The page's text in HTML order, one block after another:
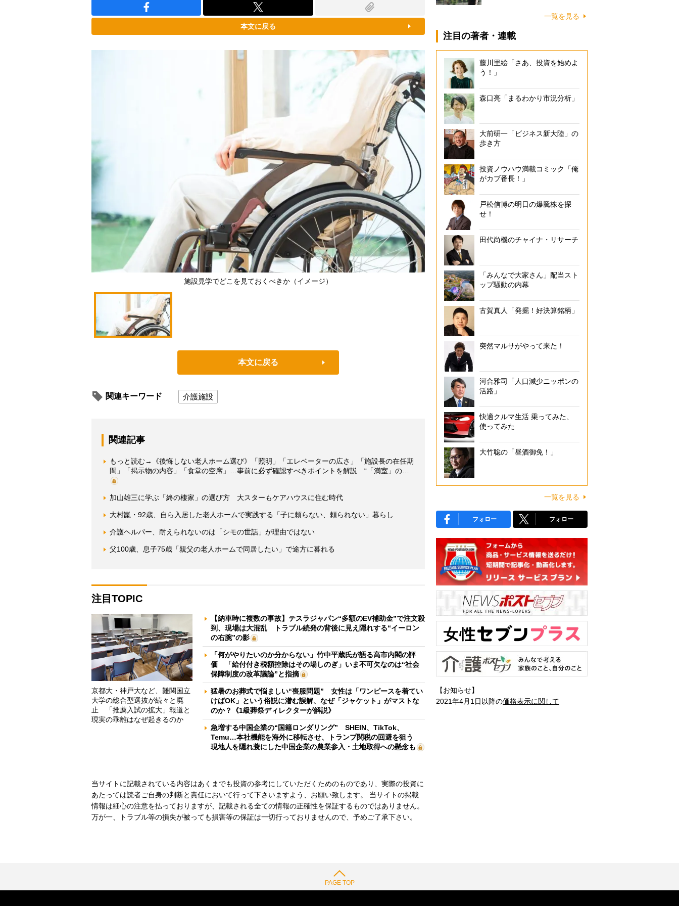
本文に戻る
施設見学でどこを見ておくべきか（イメージ）
本文に戻る
関連キーワード 介護施設
関連記事
もっと読む→《後悔しない老人ホーム選び》「照明」「エレベーターの広さ」「施設長の在任期
間」「掲示物の内容」「食堂の空席」…事前に必ず確認すべきポイントを解説 “「満室」の…
加山雄三に学ぶ「終の棲家」の選び方 大スターもケアハウスに住む時代
大村崑・92歳、自ら入居した老人ホームで実践する「子に頼らない、頼られない」暮らし
介護ヘルパー、耐えられないのは「シモの世話」が理由ではない
父100歳、息子75歳「親父の老人ホームで同居したい」で途方に暮れる
注目TOPIC
京都大・神戸大など、難関国立
大学の総合型選抜が続々と廃
止 「推薦入試の拡大」報道と
現実の乖離はなぜ起きるのか
【納車時に複数の事故】テスラジャパン“多額のEV補助金”で注文殺
到、現場は大混乱 トラブル続発の背後に見え隠れする“イーロン
の右腕”の影
「何がやりたいのか分からない」竹中平蔵氏が語る高市内閣の評
価 「給付付き税額控除はその場しのぎ」いま不可欠なのは“社会
保障制度の改革議論”と指摘
猛暑のお葬式で悩ましい“喪服問題” 女性は「ワンピースを着てい
けばOK」という俗説に潜む誤解、なぜ「ジャケット」がマストな
のか？《1級葬祭ディレクターが解説》
急増する中国企業の“国籍ロンダリング” SHEIN、TikTok、
Temu…本社機能を海外に移転させ、トランプ関税の回避を狙う
現地人を隠れ蓑にした中国企業の農業参入・土地取得への懸念も
当サイトに記載されている内容はあくまでも投資の参考にしていただくためのものであり、実際の投資に
あたっては読者ご自身の判断と責任において行って下さいますよう、お願い致します。 当サイトの掲載
情報は細心の注意を払っておりますが、記載される全ての情報の正確性を保証するものではありません。
万が一、トラブル等の損失が被っても損害等の保証は一切行っておりませんので、予めご了承下さい。
一覧を見る
注目の著者・連載
藤川里絵「さあ、投資を始めよ
う！」
森口亮「まるわかり市況分析」
大前研一「ビジネス新大陸」の
歩き方
投資ノウハウ満載コミック「俺
がカブ番長！」
戸松信博の明日の爆騰株を探
せ！
田代尚機のチャイナ・リサーチ
「みんなで大家さん」配当スト
ップ騒動の内幕
古賀真人「発掘！好決算銘柄」
突然マルサがやって来た！
河合雅司「人口減少ニッポンの
活路」
快適クルマ生活 乗ってみた、
使ってみた
大竹聡の「昼酒御免！」
一覧を見る
フォロー フォロー
【お知らせ】
2021年4月1日以降の価格表示に関して
PAGE TOP